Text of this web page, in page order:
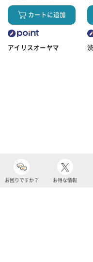
カートに追加
アイリスオーヤマ
お困りですか？ お得な情報